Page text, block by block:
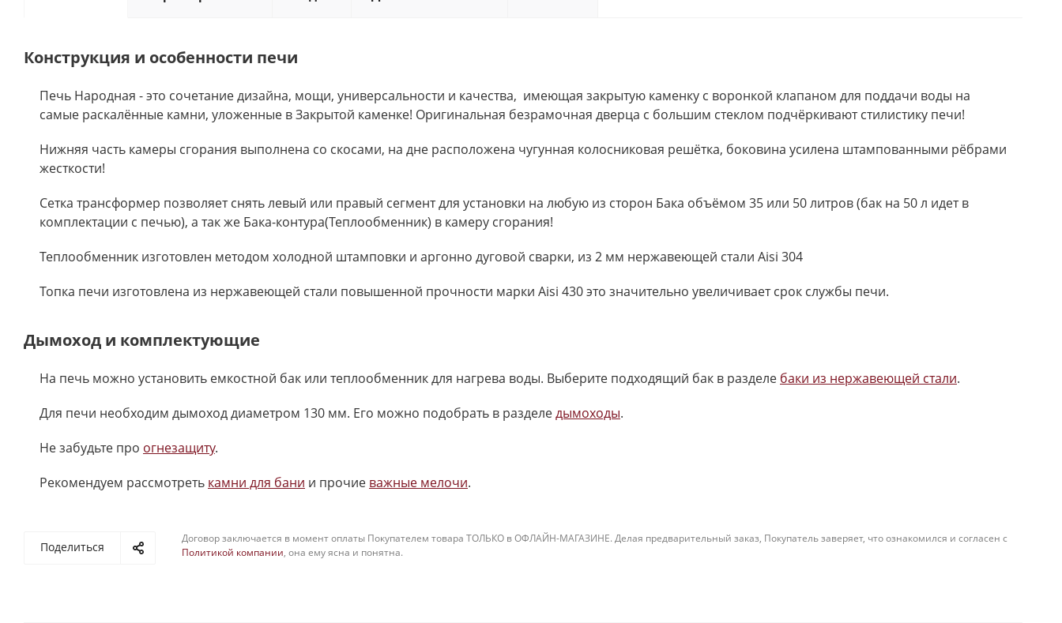
Конструкция и особенности печи
Печь Народная - это сочетание дизайна, мощи, универсальности и качества, имеющая закрытую каменку с воронкой клапаном для поддачи воды на
самые раскалённые камни, уложенные в Закрытой каменке! Оригинальная безрамочная дверца с большим стеклом подчёркивают стилистику печи!
Нижняя часть камеры сгорания выполнена со скосами, на дне расположена чугунная колосниковая решётка, боковина усилена штампованными рёбрами
жесткости!
Сетка трансформер позволяет снять левый или правый сегмент для установки на любую из сторон Бака объёмом 35 или 50 литров (бак на 50 л идет в
комплектации с печью), а так же Бака-контура(Теплообменник) в камеру сгорания!
Теплообменник изготовлен методом холодной штамповки и аргонно дуговой сварки, из 2 мм нержавеющей стали Aisi 304
Топка печи изготовлена из нержавеющей стали повышенной прочности марки Aisi 430 это значительно увеличивает срок службы печи.
Дымоход и комплектующие
На печь можно установить емкостной бак или теплообменник для нагрева воды. Выберите подходящий бак в разделе баки из нержавеющей стали.
Для печи необходим дымоход диаметром 130 мм. Его можно подобрать в разделедымоходы.
Не забудьте про огнезащиту.
Рекомендуем рассмотреть камни для бани и прочие важные мелочи.
Поделиться
Договор заключается в момент оплаты Покупателем товара ТОЛЬКО в ОФЛАЙН-МАГАЗИНЕ. Делая предварительный заказ, Покупатель заверяет, что ознакомился и согласен с
Политикой компании, она ему ясна и понятна.